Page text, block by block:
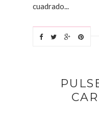
cuadrado...